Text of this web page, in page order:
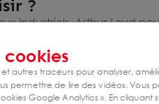
?
industriels, Arthur Loyd
volume ou hauteur sous
accès de plain-
autoroutes, quais
extérieur pour les
espace de coworking,
cookies
et autres traceurs pour analyser,
permettre de lire des vidéos.
Google Analytics ». En cliquant